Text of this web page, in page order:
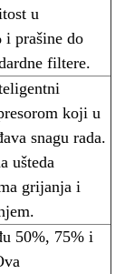
u
i prašine do
filtere.
koji u
snagu rada.
ušteda
grijanja i
50%, 75% i